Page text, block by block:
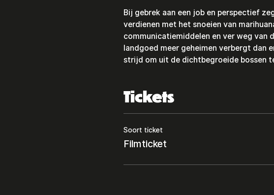
Bij gebrek aan een job en perspectief
verdienen met het snoeien van
communicatiemiddelen en ver weg van
landgoed meer geheimen verbergt dan
strijd om uit de dichtbegroeide bossen
Tickets
Soort ticket
Filmticket